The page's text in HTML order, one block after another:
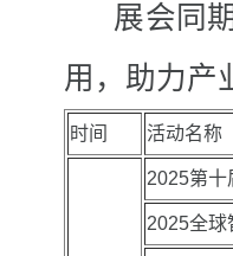
展会同期
用，助力产
时间 活动名称
2025第十
2025全球